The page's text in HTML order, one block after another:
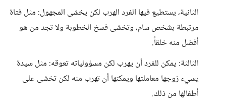
الثانية، يستطيع فيها الفرد الهرب لكن يخشى المجهول: مثل فتاة
مرتبطة بشخص سام، وتخشى فسخ الخطوبة ولا تجد من هو
أفضل منه خلقاً.
الثالثة: يمكن للفرد أن يهرب لكن مسؤولياته تعوقه: مثل سيدة
يسيء زوجها معاملتها ويمكنها أن تهرب منه لكن تخشى على
أطفالها من ذلك.